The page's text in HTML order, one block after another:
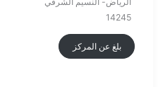
14245
بلغ عن المركز